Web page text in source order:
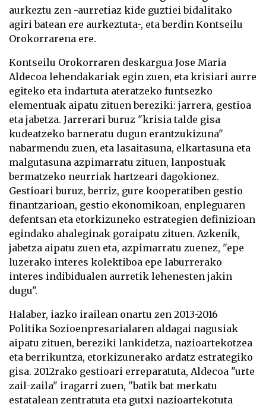
aurkeztu zen -aurretiaz kide guztiei bidalitako
agiri batean ere aurkeztuta-, eta berdin Kontseilu
Orokorrarena ere.
Kontseilu Orokorraren deskargua Jose Maria
Aldecoa lehendakariak egin zuen, eta krisiari aurre
egiteko eta indartuta ateratzeko funtsezko
elementuak aipatu zituen bereziki: jarrera, gestioa
eta jabetza. Jarrerari buruz "krisia talde gisa
kudeatzeko barneratu dugun erantzukizuna"
nabarmendu zuen, eta lasaitasuna, elkartasuna eta
malgutasuna azpimarratu zituen, lanpostuak
bermatzeko neurriak hartzeari dagokionez.
Gestioari buruz, berriz, gure kooperatiben gestio
finantzarioan, gestio ekonomikoan, enpleguaren
defentsan eta etorkizuneko estrategien definizioan
egindako ahaleginak goraipatu zituen. Azkenik,
jabetza aipatu zuen eta, azpimarratu zuenez, "epe
luzerako interes kolektiboa epe laburrerako
interes indibidualen aurretik lehenesten jakin
dugu".
Halaber, iazko irailean onartu zen 2013-2016
Politika Sozioenpresarialaren aldagai nagusiak
aipatu zituen, bereziki lankidetza, nazioartekotzea
eta berrikuntza, etorkizunerako ardatz estrategiko
gisa. 2012rako gestioari erreparatuta, Aldecoa "urte
zail-zaila" iragarri zuen, "batik bat merkatu
estatalean zentratuta eta gutxi nazioartekotuta